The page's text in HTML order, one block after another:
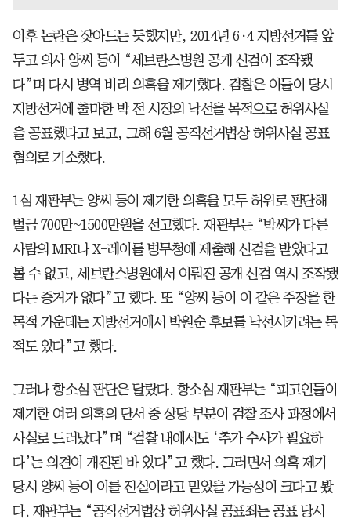
이후 논란은 잦아드는 듯했지만, 2014년 6·4 지방선거를 앞
두고 의사 양씨 등이 “세브란스병원 공개 신검이 조작됐
다”며 다시 병역 비리 의혹을 제기했다. 검찰은 이들이 당시
지방선거에 출마한 박 전 시장의 낙선을 목적으로 허위사실
을 공표했다고 보고, 그해 6월 공직선거법상 허위사실 공표
혐의로 기소했다.
1심 재판부는 양씨 등이 제기한 의혹을 모두 허위로 판단해
벌금 700만~1500만원을 선고했다. 재판부는 “박씨가 다른
사람의 MRI나 X-레이를 병무청에 제출해 신검을 받았다고
볼 수 없고, 세브란스병원에서 이뤄진 공개 신검 역시 조작됐
다는 증거가 없다”고 했다. 또 “양씨 등이 이 같은 주장을 한
목적 가운데는 지방선거에서 박원순 후보를 낙선시키려는 목
적도 있다”고 했다.
그러나 항소심 판단은 달랐다. 항소심 재판부는 “피고인들이
제기한 여러 의혹의 단서 중 상당 부분이 검찰 조사 과정에서
사실로 드러났다”며 “검찰 내에서도 ‘추가 수사가 필요하
다’는 의견이 개진된 바 있다”고 했다. 그러면서 의혹 제기
당시 양씨 등이 이를 진실이라고 믿었을 가능성이 크다고 봤
다. 재판부는 “공직선거법상 허위사실 공표죄는 공표 당시